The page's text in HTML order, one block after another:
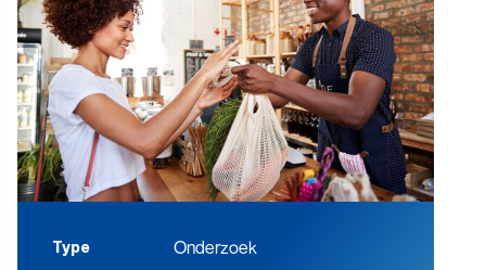
Type Onderzoek